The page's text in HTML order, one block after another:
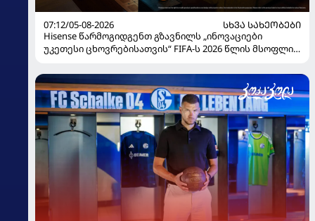
07:12/05-08-2026
ᲡᲮᲕᲐ ᲡᲐᲮᲔᲝᲑᲔᲑᲘ
Hisense წარმოგიდგენთ გზავნილს „ინოვაციები
უკეთესი ცხოვრებისათვის“ FIFA-ს 2026 წლის მსოფლიო